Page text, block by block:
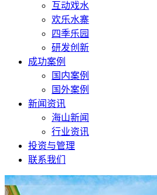
互动戏水
欢乐水寨
四季乐园
研发创新
成功案例
国内案例
国外案例
新闻资讯
海山新闻
行业资讯
投资与管理
联系我们